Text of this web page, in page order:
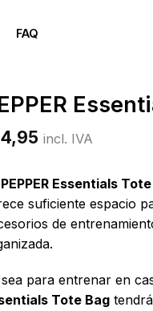
FAQ
incl. IVA
PEPPER Essentials
suficiente espacio
de
sea para entrenar en
Tote Bag